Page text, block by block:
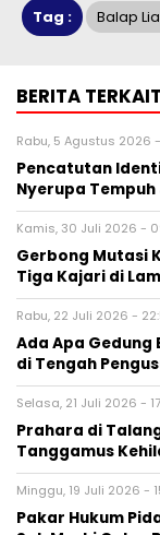
Tag : Balap
BERITA TERKAIT
Rabu, 5 Agustus 2026 -
Pencatutan
Nyerupa
Kamis, 30 Juli 2026 -
Gerbong Mutasi
Tiga Kajari di
Rabu, 22 Juli 2026 -
Ada Apa Gedung
di Tengah
Selasa, 21 Juli 2026 -
Prahara di
Tanggamus
Minggu, 19 Juli 2026 -
Pakar Hukum